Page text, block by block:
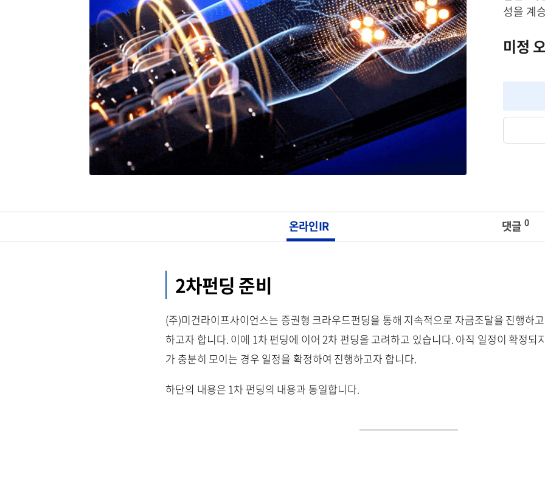
성을 계
미정
온라인IR 댓글 0
2차펀딩 준비
(주)미건라이프사이언스는 증권형 크라우드펀딩을 통해 지속적으로 자금조달을 진행하
하고자 합니다. 이에 1차 펀딩에 이어 2차 펀딩을 고려하고 있습니다. 아직 일정이 확정되
가 충분히 모이는 경우 일정을 확정하여 진행하고자 합니다.
하단의 내용은 1차 펀딩의 내용과 동일합니다.